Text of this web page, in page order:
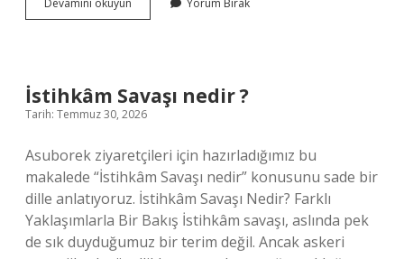
Devamını okuyun
alt
Yorum Bırak
İstihkâm Savaşı nedir ?
Tarih: Temmuz 30, 2026
Asuborek ziyaretçileri için hazırladığımız bu
makalede “İstihkâm Savaşı nedir” konusunu sade bir
dille anlatıyoruz. İstihkâm Savaşı Nedir? Farklı
Yaklaşımlarla Bir Bakış İstihkâm savaşı, aslında pek
de sık duyduğumuz bir terim değil. Ancak askeri